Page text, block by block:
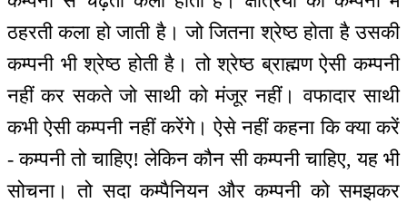
ठहरती कला हो जाती है। जो जितना श्रेष्ठ होता है उसकी
कम्पनी भी श्रेष्ठ होती है। तो श्रेष्ठ ब्राह्मण ऐसी कम्पनी
नहीं कर सकते जो साथी को मंजूर नहीं। वफादार साथी
कभी ऐसी कम्पनी नहीं करेंगे। ऐसे नहीं कहना कि क्या करें
- कम्पनी तो चाहिए! लेकिन कौन सी कम्पनी चाहिए, यह भी
सोचना। तो सदा कम्पैनियन और कम्पनी को समझकर